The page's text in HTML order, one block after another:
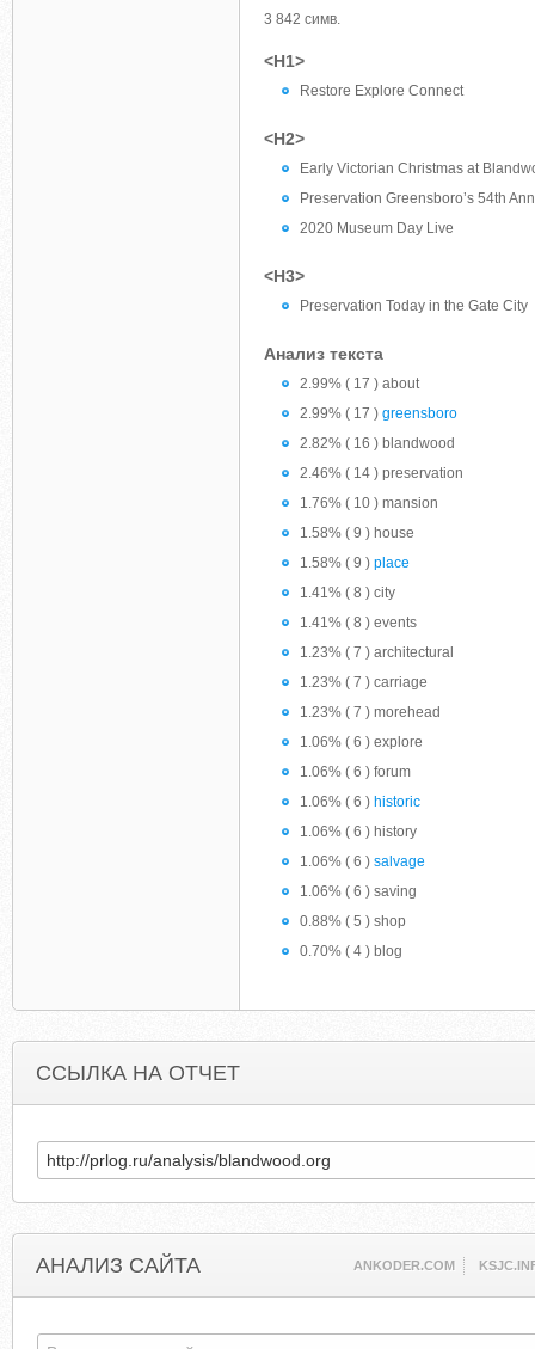
3 842 симв.
<H1>
Restore Explore Connect
<H2>
Early Victorian Christmas at
Preservation Greensboro’s 54th
2020 Museum Day Live
<H3>
Preservation Today in the Gate City
Анализ текста
2.99% ( 17 ) about
2.99% ( 17 ) greensboro
2.82% ( 16 ) blandwood
2.46% ( 14 ) preservation
1.76% ( 10 ) mansion
1.58% ( 9 ) house
1.58% ( 9 ) place
1.41% ( 8 ) city
1.41% ( 8 ) events
1.23% ( 7 ) architectural
1.23% ( 7 ) carriage
1.23% ( 7 ) morehead
1.06% ( 6 ) explore
1.06% ( 6 ) forum
1.06% ( 6 ) historic
1.06% ( 6 ) history
1.06% ( 6 ) salvage
1.06% ( 6 ) saving
0.88% ( 5 ) shop
0.70% ( 4 ) blog
ССЫЛКА НА ОТЧЕТ
АНАЛИЗ САЙТА ANKODER.COM